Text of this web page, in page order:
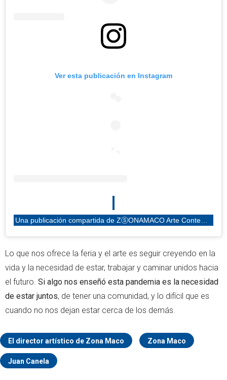
Ver esta publicación en Instagram
Una publicación compartida de ZⓢONAMACO Arte Contemporáneo (@zonamaco)
Lo que nos ofrece la feria y el arte es seguir creyendo en la
vida y la necesidad de estar, trabajar y caminar unidos hacia
el futuro. Si algo nos enseñó esta pandemia es la necesidad
de estar juntos, de tener una comunidad, y lo difícil que es
cuando no nos dejan estar cerca de los demás.
El director artístico de Zona Maco Zona Maco
Juan Canela